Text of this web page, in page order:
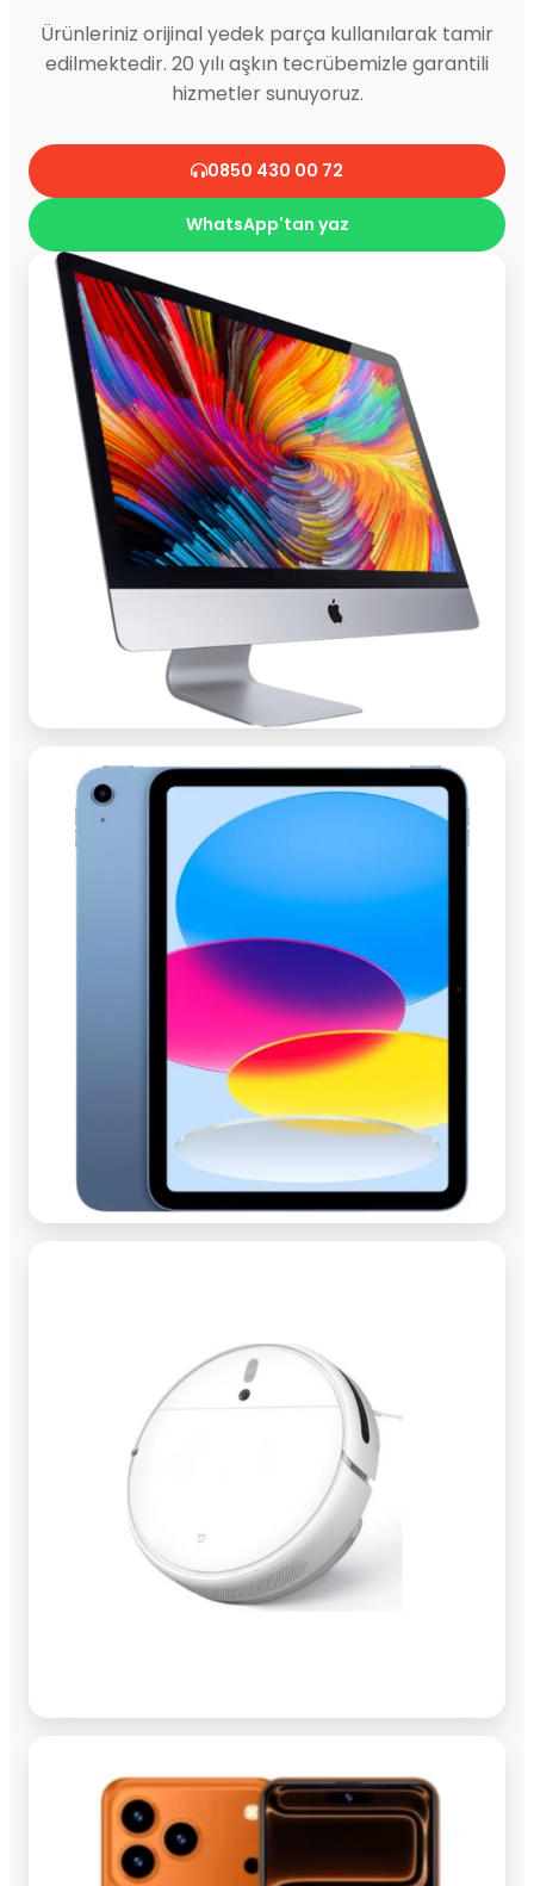
Ürünleriniz orijinal yedek parça kullanılarak tamir
edilmektedir. 20 yılı aşkın tecrübemizle garantili
hizmetler sunuyoruz.
0850 430 00 72
WhatsApp'tan yaz